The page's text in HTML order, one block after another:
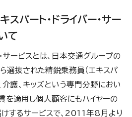
スパート・ドライバー・サー
て
サービスとは、日本交通グループの
抜された精鋭乗務員（エキスパ
介護、キッズという専門分野におい
を適用し個人顧客にもハイヤーの
するサービスで、2011年8月より